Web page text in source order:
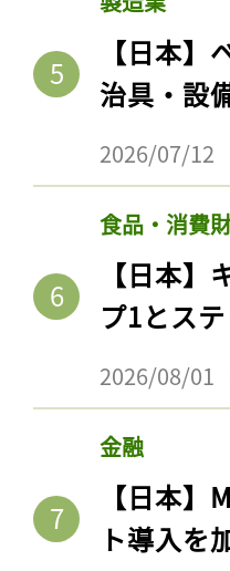
【日本
治具・設
2026/07/12
食品・消費
【日本
プ1とス
2026/08/01
金融
【日本
ト導入を